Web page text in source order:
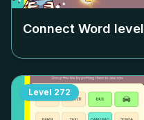
Connect Word level
Level 272